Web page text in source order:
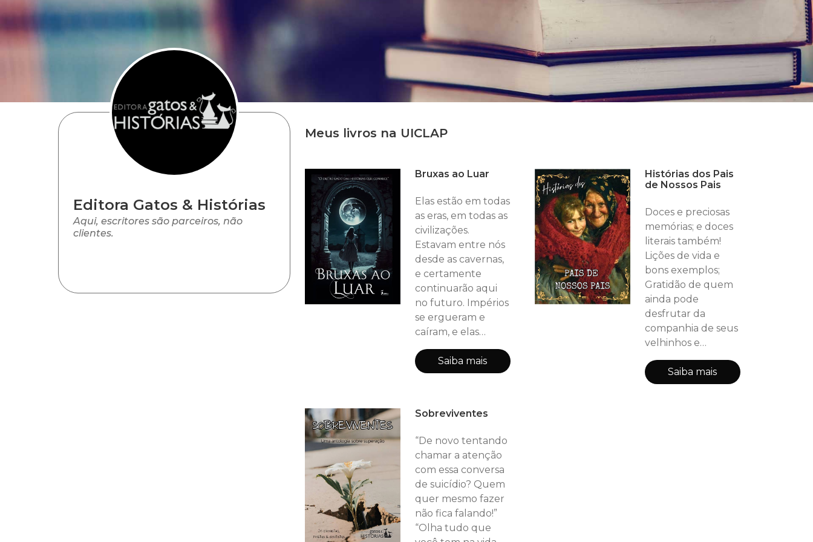
Editora Gatos & Histórias
Aqui, escritores são parceiros, não
clientes.
Meus livros na UICLAP
Bruxas ao Luar
Elas estão em todas
as eras, em todas as
civilizações.
Estavam entre nós
desde as cavernas,
e certamente
continuarão aqui
no futuro. Impérios
se ergueram e
caíram, e elas
perduraram.
Religiões nasceram,
estabeleceram
secularizadas, mas
elas nunca
deixaram de
expandir seu poder
e influência. Todo
tipo de preconceito
e perseguição foi
lançado contra
elas, mas for
Saiba mais
Histórias dos Pais
de Nossos Pais
Doces e preciosas
memórias; e doces
literais também!
Lições de vida e
bons exemplos;
Gratidão de quem
ainda pode
desfrutar da
companhia de seus
velhinhos e
saudades de quem
já os perdeu...
Foram sentimentos
Saiba mais
Sobreviventes
“De novo tentando
chamar a atenção
com essa conversa
de suicídio? Quem
quer mesmo fazer
não fica falando!”
“Olha tudo que